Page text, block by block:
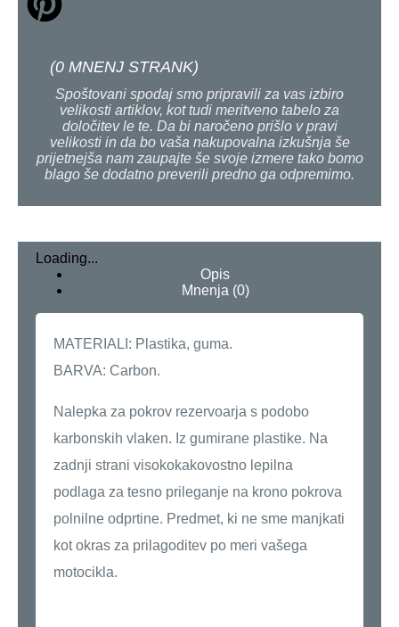
(0 MNENJ STRANK)
Spoštovani spodaj smo pripravili za vas izbiro
velikosti artiklov, kot tudi meritveno tabelo za
določitev le te. Da bi naročeno prišlo v pravi
velikosti in da bo vaša nakupovalna izkušnja še
prijetnejša nam zaupajte še svoje izmere tako bomo
blago še dodatno preverili predno ga odpremimo.
Loading...
Opis
Mnenja (0)
MATERIALI: Plastika, guma.
BARVA: Carbon.
Nalepka za pokrov rezervoarja s podobo
karbonskih vlaken. Iz gumirane plastike. Na
zadnji strani visokokakovostno lepilna
podlaga za tesno prileganje na krono pokrova
polnilne odprtine. Predmet, ki ne sme manjkati
kot okras za prilagoditev po meri vašega
motocikla.